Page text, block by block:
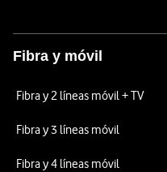
Fibra y móvil
Fibra y 2 líneas móvil + TV
Fibra y 3 líneas móvil
Fibra y 4 líneas móvil